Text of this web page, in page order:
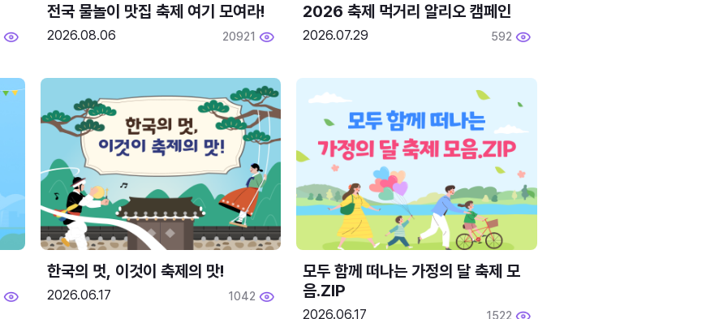
전국 물놀이 맛집 축제 여기 모여라!
2026.08.06 20921
2026 축제 먹거리 알리오 캠페인
2026.07.29 592
한국의 멋, 이것이 축제의 맛!
2026.06.17 1042
모두 함께 떠나는 가정의 달 축제 모
음.ZIP
2026.06.17 1522